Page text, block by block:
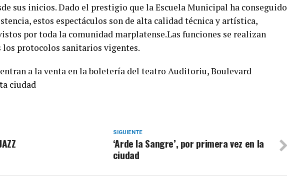
sus inicios. Dado el prestigio que la Escuela Municipal ha conseguido
estos espectáculos son de alta calidad técnica y artística,
por toda la comunidad marplatense.Las funciones se realizan
protocolos sanitarios vigentes.
a la venta en la boletería del teatro Auditoriu, Boulevard
ciudad
SIGUIENTE
‘Arde la Sangre’, por primera vez en la
ciudad